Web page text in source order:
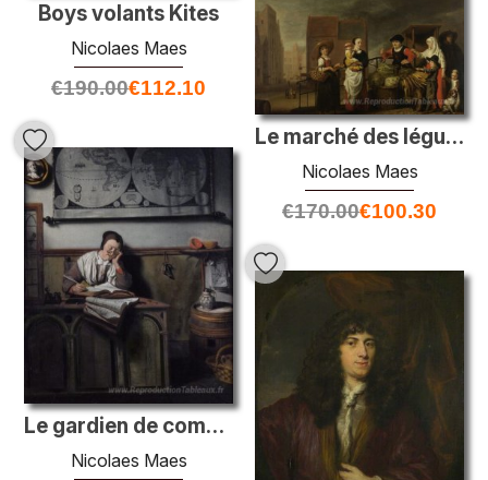
Boys volants Kites
Nicolaes Maes
€190.00€112.10
Le marché des légumes
Nicolaes Maes
€170.00€100.30
Le gardien de compte
Nicolaes Maes